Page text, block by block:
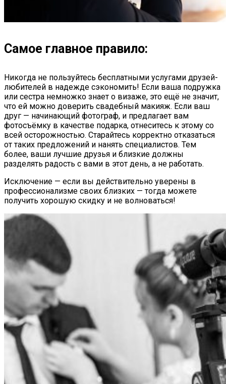
Самое главное правило:
Никогда не пользуйтесь бесплатными услугами друзей-
любителей в надежде сэкономить! Если ваша подружка
или сестра немножко знает о визаже, это ещё не значит,
что ей можно доверить свадебный макияж. Если ваш
друг — начинающий фотограф, и предлагает вам
фотосъёмку в качестве подарка, отнеситесь к этому со
всей осторожностью. Старайтесь корректно отказаться
от таких предложений и нанять специалистов. Тем
более, ваши лучшие друзья и близкие должны
разделять радость с вами в этот день, а не работать.
Исключение — если вы действительно уверены в
профессионализме своих близких — тогда можете
получить хорошую скидку и не волноваться!